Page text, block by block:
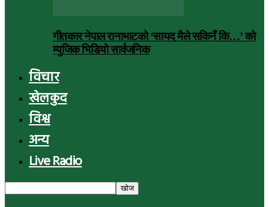
गीतकार नेपाल रानाभाटको ‘सायद मैले सकिनँ कि…’ को
म्युजिक भिडियो सार्वजनिक
विचार
खेलकुद
विश्व
अन्य
Live Radio